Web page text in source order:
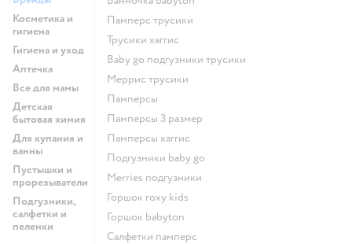
возможности.
Косметика и
гигиена
Гигиена и уход
Аптечка
Все для мамы
Детская
бытовая химия
Для купания и
ванны
Пустышки и
прорезыватели
Подгузники,
салфетки и
пеленки
памперс трусики
трусики хаггис
baby go подгузники трусики
меррис трусики
памперсы
памперсы 3 размер
памперсы хаггис
подгузники baby go
merries подгузники
горшок roxy kids
горшок babyton
салфетки памперс